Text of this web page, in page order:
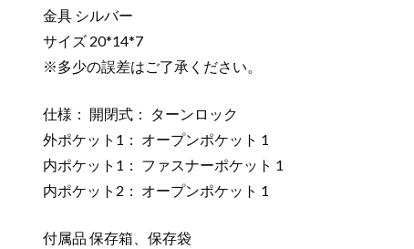
金具 シルバー
サイズ 20*14*7
※多少の誤差はご了承ください。
仕様： 開閉式： ターンロック
外ポケット1： オープンポケット 1
内ポケット1： ファスナーポケット 1
内ポケット2： オープンポケット 1
付属品 保存箱、保存袋